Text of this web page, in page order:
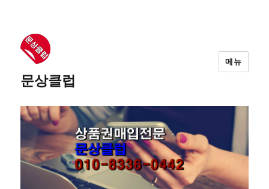
문상클럽
메뉴